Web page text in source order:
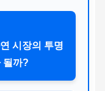
시장의 투명
될까?